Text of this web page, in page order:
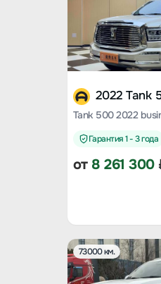
2022 Tank
Гарантия 1 - 3 года
от 8 261 300
73000 км.